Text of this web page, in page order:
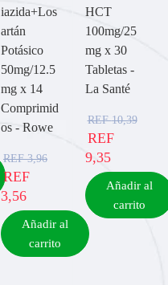
iazida+Los
artán
Potásico
50mg/12.5
mg x 14
Comprimid
os - Rowe
REF3,96
REF
3,56
Añadir al
carrito
HCT
100mg/25
mg x 30
Tabletas -
La Santé
REF10,39
REF
9,35
Añadir al
carrito